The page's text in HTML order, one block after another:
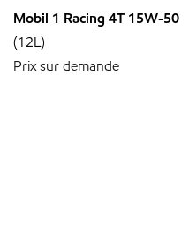
Mobil 1 Racing 4T 15W-50
(12L)
Prix sur demande